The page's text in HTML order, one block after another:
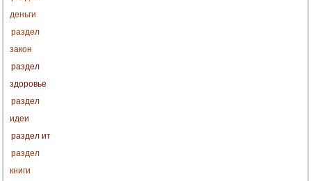
деньги
раздел
закон
раздел
здоровье
раздел
идеи
раздел ит
раздел
книги